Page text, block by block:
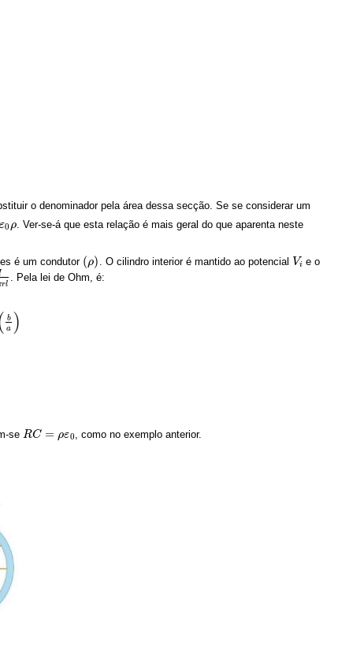
o denominador pela área dessa secção. Se se considerar um
ε0 ρ . Ver-se-á que esta relação é mais geral do que aparenta neste
é um condutor (ρ)
( ρ) . O cilindro interior é mantido ao potencial Vi
Vi e o
rl
. Pela lei de Ohm, é:
b
a )
se RC = ρε0
RC= ρε 0 , como no exemplo anterior.